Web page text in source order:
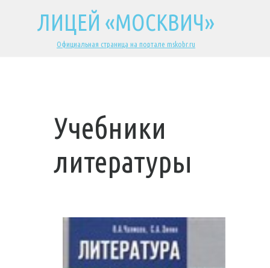
ЛИЦЕЙ «МОСКВИЧ»
Официальная страница на портале mskobr.ru
Учебники
литературы